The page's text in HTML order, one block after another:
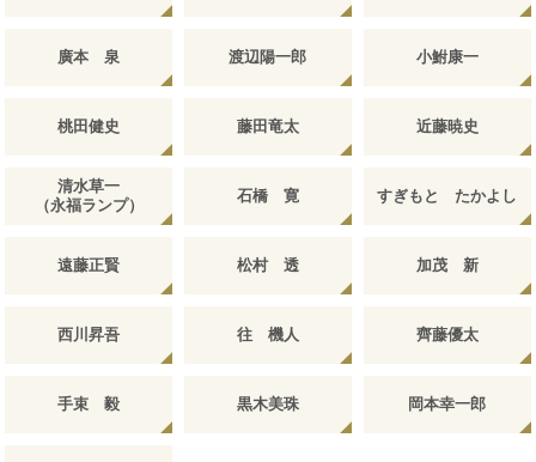
廣本 泉 渡辺陽一郎 小鮒康一
桃田健史 藤田竜太 近藤暁史
清水草一
（永福ランプ）
石橋 寛 すぎもと たかよし
遠藤正賢 松村 透 加茂 新
西川昇吾 往 機人 齊藤優太
手束 毅 黒木美珠 岡本幸一郎